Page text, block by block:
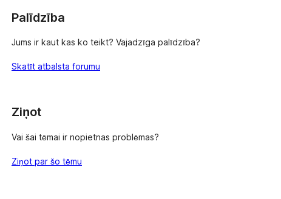
Palīdzība
Jums ir kaut kas ko teikt? Vajadzīga palīdzība?
Skatīt atbalsta forumu
Ziņot
Vai šai tēmai ir nopietnas problēmas?
Ziņot par šo tēmu